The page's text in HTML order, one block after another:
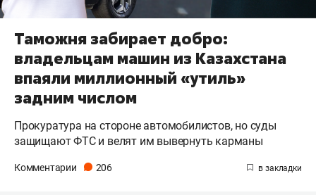
Таможня забирает добро:
владельцам машин из Казахстана
впаяли миллионный «утиль»
задним числом
Прокуратура на стороне автомобилистов, но суды
защищают ФТС и велят им вывернуть карманы
Комментарии 206